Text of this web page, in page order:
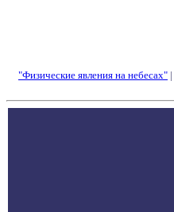
"Физические явления на небесах" |